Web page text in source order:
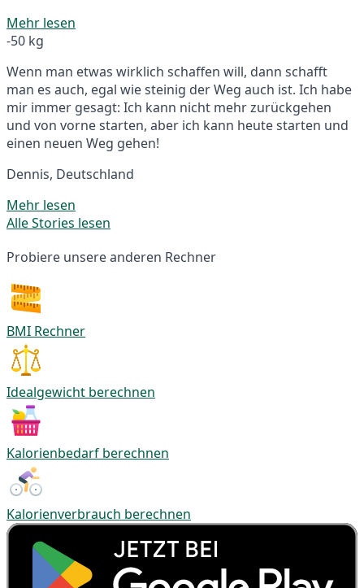
Mehr lesen
-50 kg
Wenn man etwas wirklich schaffen will, dann schafft
man es auch, egal wie steinig der Weg auch ist. Ich habe
mir immer gesagt: Ich kann nicht mehr zurückgehen
und von vorne starten, aber ich kann heute starten und
einen neuen Weg gehen!
Dennis, Deutschland
Mehr lesen
Alle Stories lesen
Probiere unsere anderen Rechner
BMI Rechner
Idealgewicht berechnen
Kalorienbedarf berechnen
Kalorienverbrauch berechnen